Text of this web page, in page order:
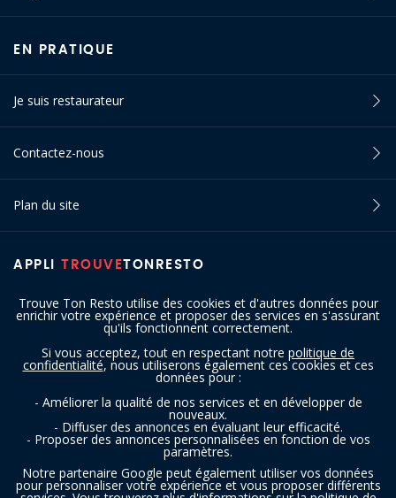
Trouve Ton Resto utilise des cookies et d'autres données pour
enrichir votre expérience et proposer des services en s'assurant
qu'ils fonctionnent correctement.
Si vous acceptez, tout en respectant notre politique de
confidentialité, nous utiliserons également ces cookies et ces
données pour :
- Améliorer la qualité de nos services et en développer de
nouveaux.
- Diffuser des annonces en évaluant leur efficacité.
- Proposer des annonces personnalisées en fonction de vos
paramètres.
Notre partenaire Google peut également utiliser vos données
pour personnaliser votre expérience et vous proposer différents
APPLI TROUVETONRESTO
EN PRATIQUE
Je suis restaurateur
Contactez-nous
Plan du site
SUIVEZ-NOUS